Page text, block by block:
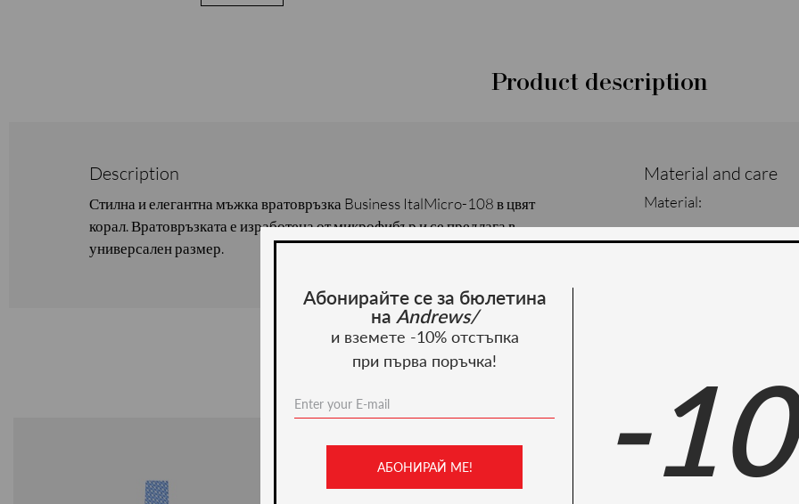
Product description
Description
Стилна и елегантна мъжка вратовръзка Business ItalMicro-108 в цвят
корал. Вратовръзката е изработена от микрофибър и се предлага в
универсален размер.
Material and care
Material:
Абонирайте се за бюлетина
на Andrews/
и вземете -10% отстъпка
при първа поръчка!
АБОНИРАЙ МЕ! -